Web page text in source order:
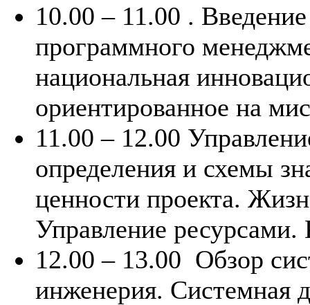
10.00 – 11.00 .
программного
национальная
ориентированное на
11.00 – 12.00
определения и схемы
ценности проекта.
Управление ресурсами.
12.00 – 13.00 Обзор
инженерия. Системная